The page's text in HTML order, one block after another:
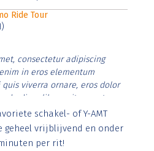
Ride Tour
consectetur adipiscing
in eros elementum
viverra ornare, eros dolor
diam libero vitae erat.
cursus id rutrum lorem
risus tristique posuere.
schakel- of Y-AMT
geheel vrijblijvend en onder
per rit!